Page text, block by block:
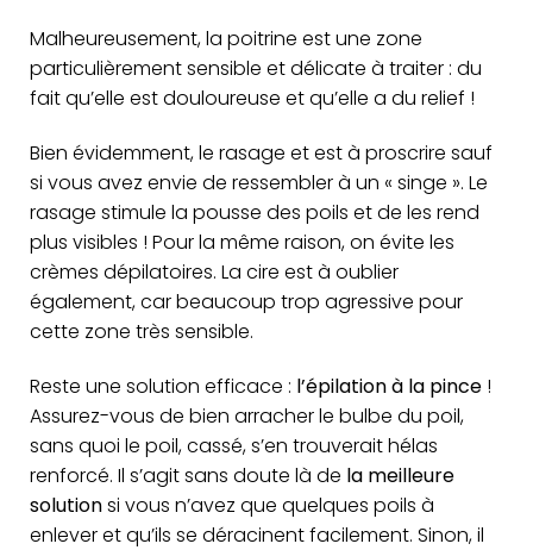
Malheureusement, la poitrine est une zone
particulièrement sensible et délicate à traiter : du
fait qu’elle est douloureuse et qu’elle a du relief !
Bien évidemment, le rasage et est à proscrire sauf
si vous avez envie de ressembler à un « singe ». Le
rasage stimule la pousse des poils et de les rend
plus visibles ! Pour la même raison, on évite les
crèmes dépilatoires. La cire est à oublier
également, car beaucoup trop agressive pour
cette zone très sensible.
Reste une solution efficace : l’épilation à la pince !
Assurez-vous de bien arracher le bulbe du poil,
sans quoi le poil, cassé, s’en trouverait hélas
renforcé. Il s’agit sans doute là de la meilleure
solutionsi vous n’avez que quelques poils à
enlever et qu’ils se déracinent facilement. Sinon, il